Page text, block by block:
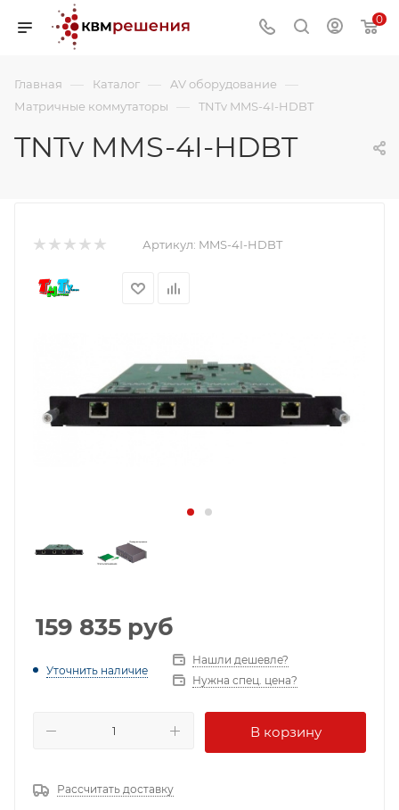
0
Главная — Каталог — AV оборудование —
Матричные коммутаторы — TNTv MMS-4I-HDBT
TNTv MMS-4I-HDBT
Артикул: MMS-4I-HDBT
159 835 руб
Уточнить наличие
Нашли дешевле?
Нужна спец. цена?
В корзину
Рассчитать доставку